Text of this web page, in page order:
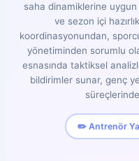
saha dinamiklerine
ve sezon içi
koordinasyonundan,
yönetiminden sorumlu
esnasında taktiksel
bildirimler sunar, genç
✏️ Antrenör